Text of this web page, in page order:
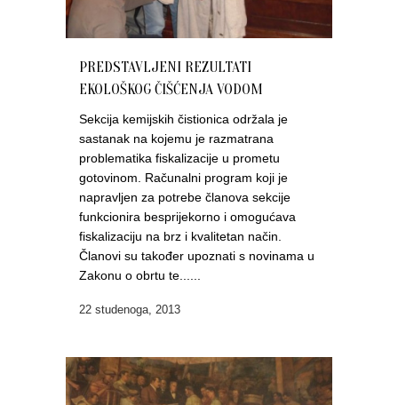
PREDSTAVLJENI REZULTATI
EKOLOŠKOG ČIŠĆENJA VODOM
Sekcija kemijskih čistionica održala je
sastanak na kojemu je razmatrana
problematika fiskalizacije u prometu
gotovinom. Računalni program koji je
napravljen za potrebe članova sekcije
funkcionira besprijekorno i omogućava
fiskalizaciju na brz i kvalitetan način.
Članovi su također upoznati s novinama u
Zakonu o obrtu te......
22 studenoga, 2013